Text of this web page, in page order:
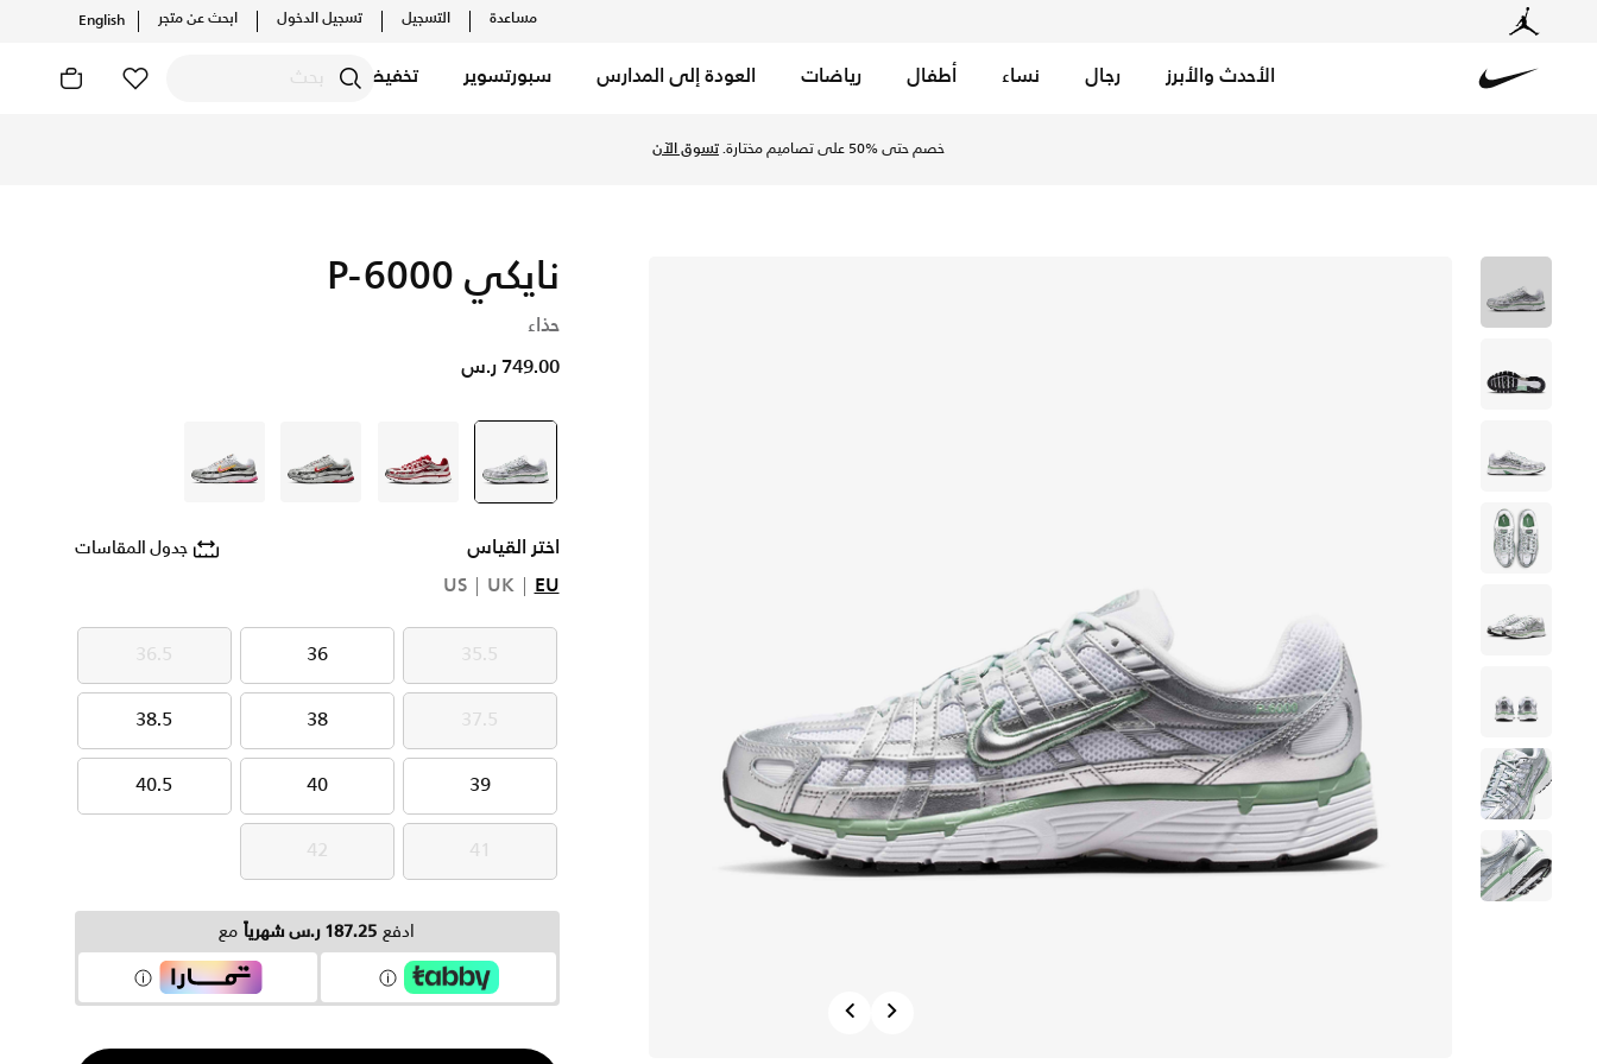
مساعدة التسجيل تسجيل الدخول ابحث عن متجر English
الأحدث والأبرز رجال نساء أطفال رياضات العودة إلى المدارس سبورتسوير تخفيضات
خصم حتى %50 على تصاميم مختارة. تسوق الآن
Next
نايكي P-6000
حذاء
749.00 ر.س
selected
رمادي رمادي رمادي رمادي
اختر القياس جدول المقاسات
EU
UK
US
35.5
35.5
36
36
36.5
36.5
37.5
37.5
38
38
38.5
38.5
39
39
40
40
40.5
40.5
41
41
42
42
ادفع 187.25 ر.س شهرياً مع